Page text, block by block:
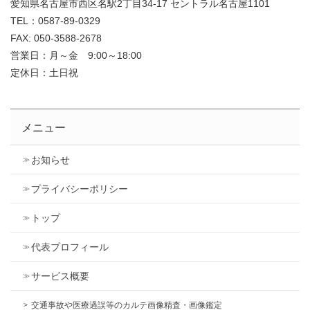
愛知県名古屋市西区名駅2丁目34-17 セントラル名古屋1101
TEL：0587-89-0329
FAX: 050-3588-2678
営業日：月～金 9:00～18:00
定休日：土日祝
メニュー
お知らせ
プライバシーポリシー
トップ
代表プロフィール
サービス概要
交通事故や医療過誤等のカルテ画像精査・画像鑑定